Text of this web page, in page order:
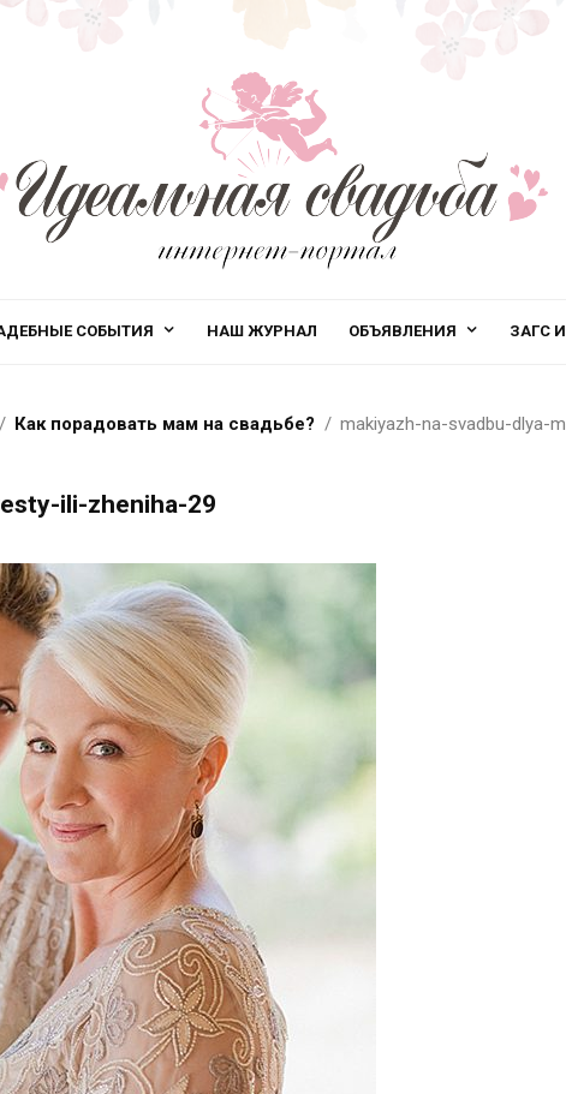
СОБЫТИЯ НАШ ЖУРНАЛ ОБЪЯВЛЕНИЯ ЗАГС
Как порадовать мам на свадьбе? makiyazh-na-svadbu-dlya-
ili-zheniha-29